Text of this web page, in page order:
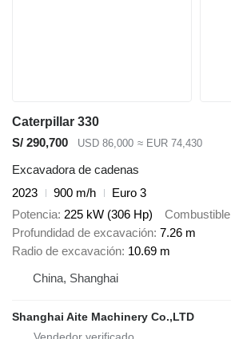
Caterpillar 330
S/ 290,700
USD 86,000 ≈ EUR 74,430
Excavadora de cadenas
2023
900 m/h
Euro 3
Potencia 225 kW (306 Hp) Combustible
Profundidad de excavación 7.26 m
Radio de excavación 10.69 m
China, Shanghai
Shanghai Aite Machinery Co.,LTD